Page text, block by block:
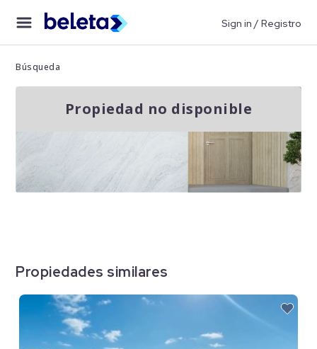
Sign in / Registro
Búsqueda
Propiedad no disponible
Propiedades similares